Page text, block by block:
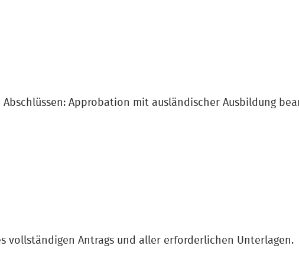
Approbation mit ausländischer Ausbildung
vollständigen Antrags und aller erforderlichen Unterlagen.